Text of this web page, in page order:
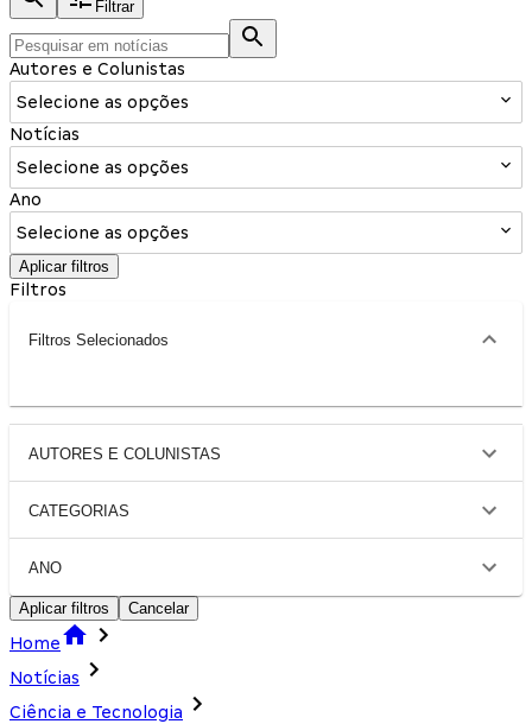
Filtrar
Autores e Colunistas
Selecione as opções
Notícias
Selecione as opções
Ano
Selecione as opções
Aplicar filtros
Filtros
Filtros Selecionados
AUTORES E COLUNISTAS
CATEGORIAS
ANO
Aplicar filtros Cancelar
Home
Notícias
Ciência e Tecnologia